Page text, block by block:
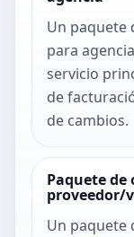
Un paquete
para
servicio
de
de cambios.
Paquete de
proveedor/
Un paquete